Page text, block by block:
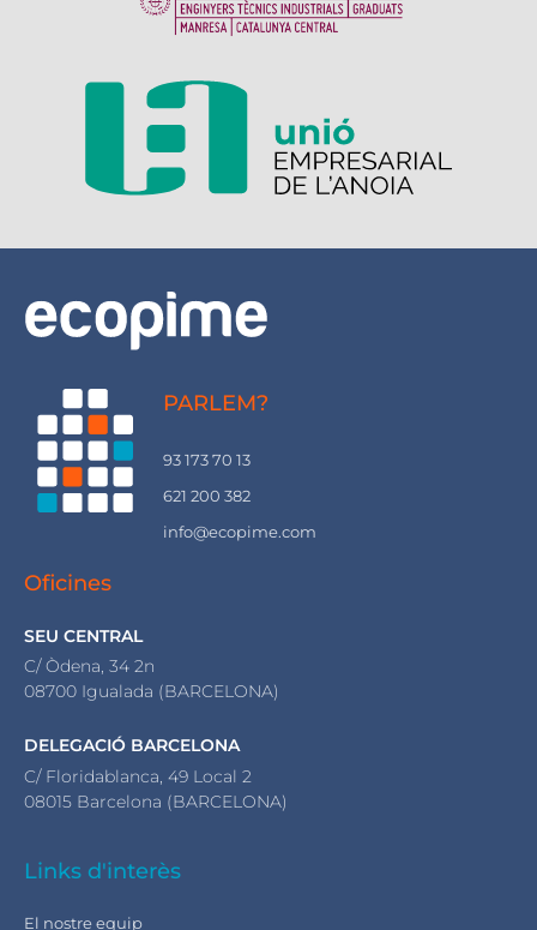
PARLEM?
93 173 70 13
621 200 382
info@ecopime.com
Oficines
SEU CENTRAL
C/ Òdena, 34 2n
08700 Igualada (BARCELONA)
DELEGACIÓ BARCELONA
C/ Floridablanca, 49 Local 2
08015 Barcelona (BARCELONA)
Links d'interès
El nostre equip